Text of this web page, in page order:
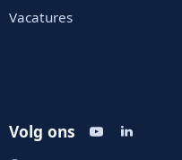
Vacatures
Volg ons